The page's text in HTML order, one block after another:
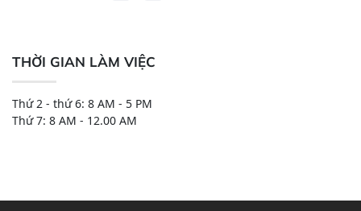
THỜI GIAN LÀM VIỆC
Thứ 2 - thứ 6: 8 AM - 5 PM
Thứ 7: 8 AM - 12.00 AM